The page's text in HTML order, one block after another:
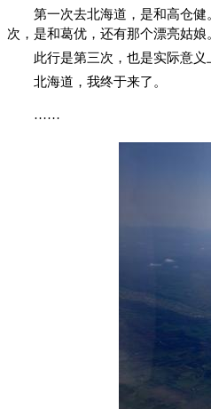
第一次去北海道，是和高仓
次，是和葛优，还有那个漂亮姑
此行是第三次，也是实际意义
北海道，我终于来了。
……